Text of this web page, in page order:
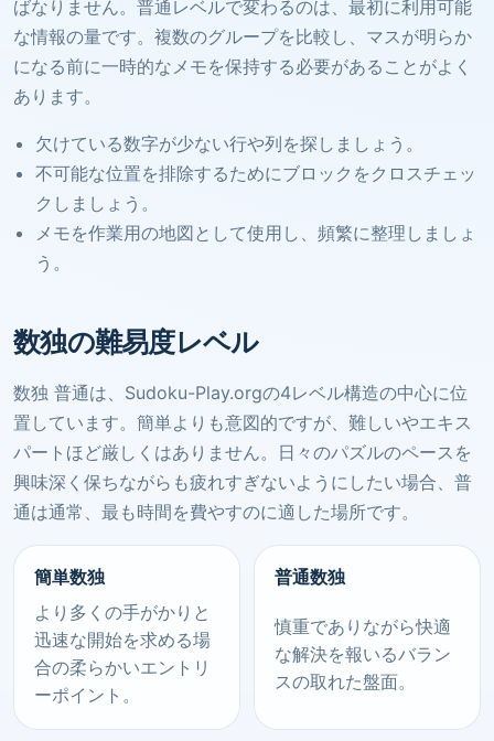
ばなりません。普通レベルで変わるのは、最初に利用可能
な情報の量です。複数のグループを比較し、マスが明らか
になる前に一時的なメモを保持する必要があることがよく
あります。
欠けている数字が少ない行や列を探しましょう。
不可能な位置を排除するためにブロックをクロスチェッ
クしましょう。
メモを作業用の地図として使用し、頻繁に整理しましょ
う。
数独の難易度レベル
数独 普通は、Sudoku-Play.orgの4レベル構造の中心に位
置しています。簡単よりも意図的ですが、難しいやエキス
パートほど厳しくはありません。日々のパズルのペースを
興味深く保ちながらも疲れすぎないようにしたい場合、普
通は通常、最も時間を費やすのに適した場所です。
簡単数独
より多くの手がかりと
迅速な開始を求める場
合の柔らかいエントリ
ーポイント。
普通数独
慎重でありながら快適
な解決を報いるバラン
スの取れた盤面。